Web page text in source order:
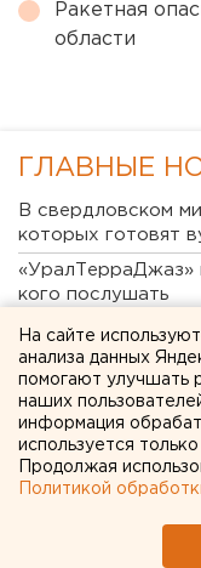
Ракетная
области
Судьба
службы
решается
На сайте
анализа данных
помогают улучшать
наших
информация
используется
Продолжая
Политикой